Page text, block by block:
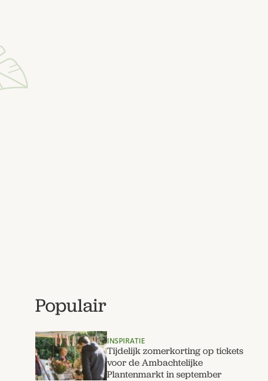
Populair
INSPIRATIE
Tijdelijk zomerkorting op tickets
voor de Ambachtelijke
Plantenmarkt in september